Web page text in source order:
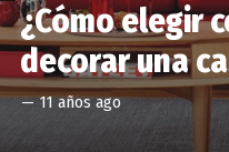
¿Cómo elegir
decorar una
— 11 años ago